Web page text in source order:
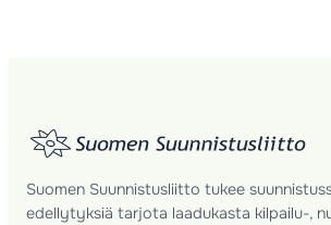
Suomen Suunnistusliitto tukee
edellytyksiä tarjota laadukasta kilpailu-,